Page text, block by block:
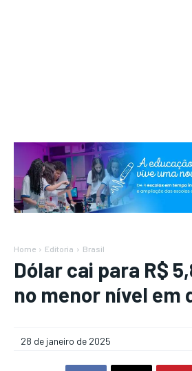
Home Editoria Brasil
Dólar cai para R$
no menor nível em
28 de janeiro de 2025